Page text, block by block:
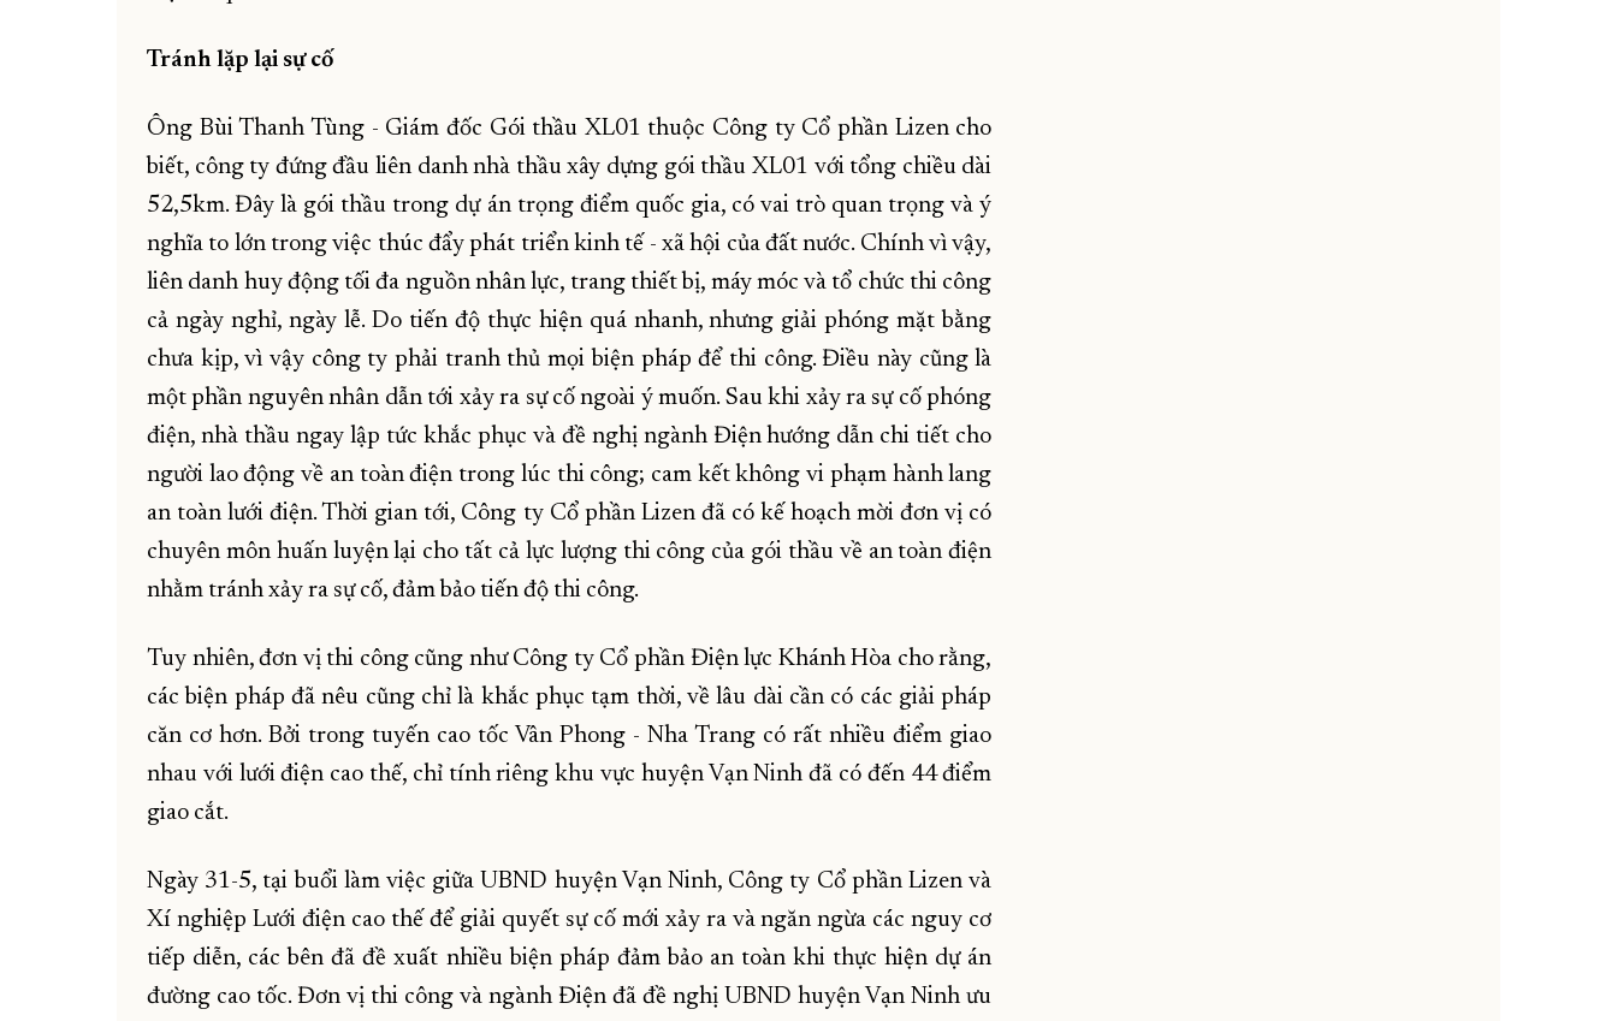
Tránh lặp lại sự cố
Ông Bùi Thanh Tùng - Giám đốc Gói thầu XL01 thuộc Công ty Cổ phần Lizen cho
biết, công ty đứng đầu liên danh nhà thầu xây dựng gói thầu XL01 với tổng chiều dài
52,5km. Đây là gói thầu trong dự án trọng điểm quốc gia, có vai trò quan trọng và ý
nghĩa to lớn trong việc thúc đẩy phát triển kinh tế - xã hội của đất nước. Chính vì vậy,
liên danh huy động tối đa nguồn nhân lực, trang thiết bị, máy móc và tổ chức thi công
cả ngày nghỉ, ngày lễ. Do tiến độ thực hiện quá nhanh, nhưng giải phóng mặt bằng
chưa kịp, vì vậy công ty phải tranh thủ mọi biện pháp để thi công. Điều này cũng là
một phần nguyên nhân dẫn tới xảy ra sự cố ngoài ý muốn. Sau khi xảy ra sự cố phóng
điện, nhà thầu ngay lập tức khắc phục và đề nghị ngành Điện hướng dẫn chi tiết cho
người lao động về an toàn điện trong lúc thi công; cam kết không vi phạm hành lang
an toàn lưới điện. Thời gian tới, Công ty Cổ phần Lizen đã có kế hoạch mời đơn vị có
chuyên môn huấn luyện lại cho tất cả lực lượng thi công của gói thầu về an toàn điện
nhằm tránh xảy ra sự cố, đảm bảo tiến độ thi công.
Tuy nhiên, đơn vị thi công cũng như Công ty Cổ phần Điện lực Khánh Hòa cho rằng,
các biện pháp đã nêu cũng chỉ là khắc phục tạm thời, về lâu dài cần có các giải pháp
căn cơ hơn. Bởi trong tuyến cao tốc Vân Phong - Nha Trang có rất nhiều điểm giao
nhau với lưới điện cao thế, chỉ tính riêng khu vực huyện Vạn Ninh đã có đến 44 điểm
giao cắt.
Ngày 31-5, tại buổi làm việc giữa UBND huyện Vạn Ninh, Công ty Cổ phần Lizen và
Xí nghiệp Lưới điện cao thế để giải quyết sự cố mới xảy ra và ngăn ngừa các nguy cơ
tiếp diễn, các bên đã đề xuất nhiều biện pháp đảm bảo an toàn khi thực hiện dự án
đường cao tốc. Đơn vị thi công và ngành Điện đã đề nghị UBND huyện Vạn Ninh ưu